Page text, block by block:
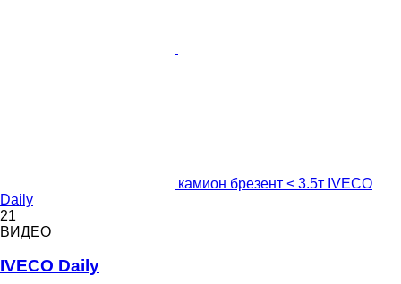
камион брезент < 3.5т IVECO
Daily
21
ВИДЕО
IVECO Daily